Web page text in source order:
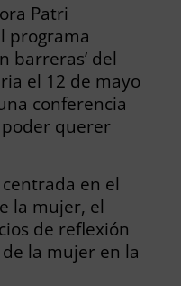
Patri
programa
barreras’ del
el 12 de mayo
conferencia
querer
en el
la mujer, el
de reflexión
la mujer en la